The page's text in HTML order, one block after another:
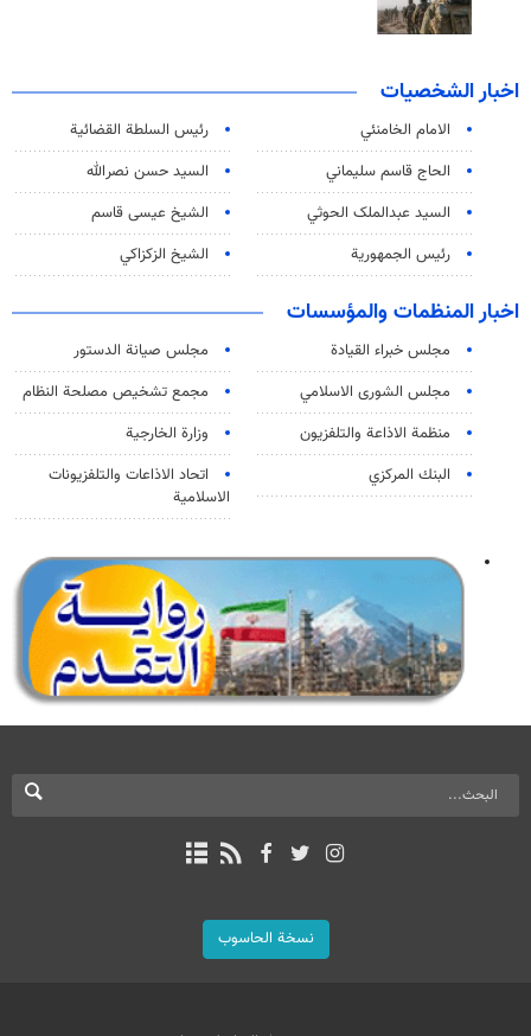
اخبار الشخصيات
الامام الخامنئي
رئیس السلطة القضائیة
الحاج قاسم سليماني
السيد حسن نصرالله
السید عبدالملک الحوثي
الشيخ عيسى قاسم
رئيس الجمهورية
الشيخ الزكزاكي
اخبار المنظمات والمؤسسات
مجلس خبراء القيادة
مجلس صيانة الدستور
مجلس الشورى الاسلامي
مجمع تشخيص مصلحة النظام
منظمة الاذاعة والتلفزیون
وزارة الخارجية
البنك المركزي
اتحاد الاذاعات والتلفزيونات
الاسلامية
نسخة الحاسوب